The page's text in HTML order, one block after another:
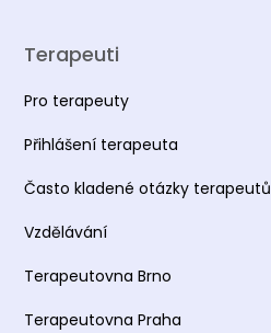
Terapeuti
Pro terapeuty
Přihlášení terapeuta
Často kladené otázky terapeutů
Vzdělávání
Terapeutovna Brno
Terapeutovna Praha